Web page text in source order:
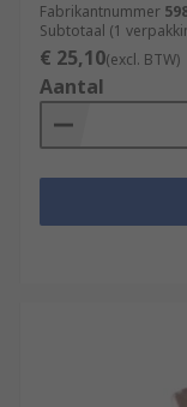
Fabrikantnummer
Subtotaal (1
€ 25,10(excl. BTW)
Aantal